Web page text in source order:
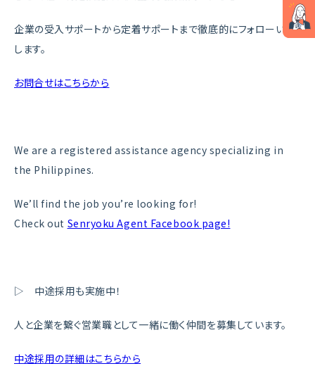
企業の受入サポートから定着サポートまで徹底的にフォローいた
します。
お問合せはこちらから
We are a registered assistance agency specializing in
the Philippines.
We’ll find the job you’re looking for!
Check out Senryoku Agent Facebook page!
▷ 中途採用も実施中！
人と企業を繋ぐ営業職として一緒に働く仲間を募集しています。
中途採用の詳細はこちらから